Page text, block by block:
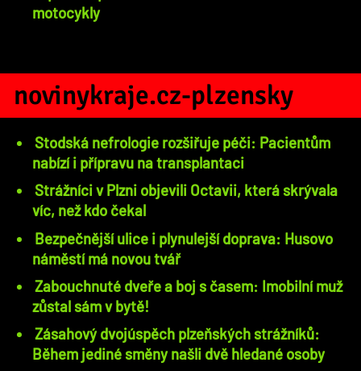
motocykly
novinykraje.cz-plzensky
Stodská nefrologie rozšiřuje péči: Pacientům
nabízí i přípravu na transplantaci
Strážníci v Plzni objevili Octavii, která skrývala
víc, než kdo čekal
Bezpečnější ulice i plynulejší doprava: Husovo
náměstí má novou tvář
Zabouchnuté dveře a boj s časem: Imobilní muž
zůstal sám v bytě!
Zásahový dvojúspěch plzeňských strážníků:
Během jediné směny našli dvě hledané osoby